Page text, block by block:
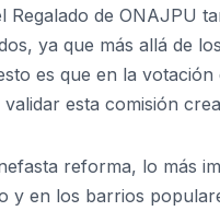
de ONAJPU
ya que más allá de
es que en la
esta comisión
reforma, lo más
y en los barrios